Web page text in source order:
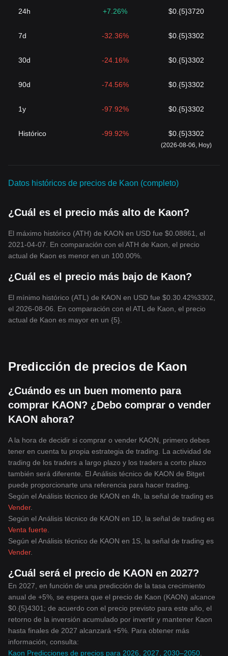
24h +7.26% $0.{5}3720
7d -32.36% $0.{5}3302
30d -24.16% $0.{5}3302
90d -74.56% $0.{5}3302
1y -97.92% $0.{5}3302
Histórico -99.92% $0.{5}3302
(2026-08-06, Hoy)
Datos históricos de precios de Kaon (completo)
¿Cuál es el precio más alto de Kaon?
El máximo histórico (ATH) de KAON en USD fue $0.08861, el
2021-04-07. En comparación con el ATH de Kaon, el precio
actual de Kaon es menor en un 100.00%.
¿Cuál es el precio más bajo de Kaon?
El mínimo histórico (ATL) de KAON en USD fue $0.30.42%3302,
el 2026-08-06. En comparación con el ATL de Kaon, el precio
actual de Kaon es mayor en un {5}.
Predicción de precios de Kaon
¿Cuándo es un buen momento para
comprar KAON? ¿Debo comprar o vender
KAON ahora?
A la hora de decidir si comprar o vender KAON, primero debes
tener en cuenta tu propia estrategia de trading. La actividad de
trading de los traders a largo plazo y los traders a corto plazo
también será diferente. El Análisis técnico de KAON de Bitget
puede proporcionarte una referencia para hacer trading.
Según el Análisis técnico de KAON en 4h, la señal de trading es
Vender.
Según el Análisis técnico de KAON en 1D, la señal de trading es
Venta fuerte
Según el Análisis técnico de KAON en 1S, la señal de trading es
Vender.
¿Cuál será el precio de KAON en 2027?
En 2027, en función de una predicción de la tasa crecimiento
anual de +5%, se espera que el precio de Kaon (KAON) alcance
$0.{5}4301; de acuerdo con el precio previsto para este año, el
retorno de la inversión acumulado por invertir y mantener Kaon
hasta finales de 2027 alcanzará +5%. Para obtener más
información, consulta:
Kaon Predicciones de precios para 2026, 2027, 2030–2050